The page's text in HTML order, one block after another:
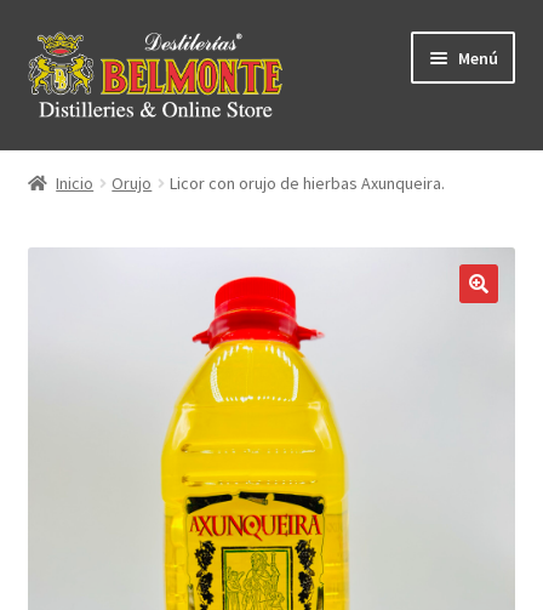
Ir
a
la
Ir
al
contenido
Menú
Inicio Orujo Licor con orujo de hierbas Axunqueira.